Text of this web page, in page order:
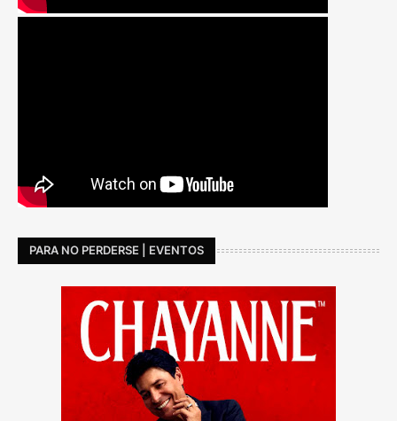
PARA NO PERDERSE | EVENTOS